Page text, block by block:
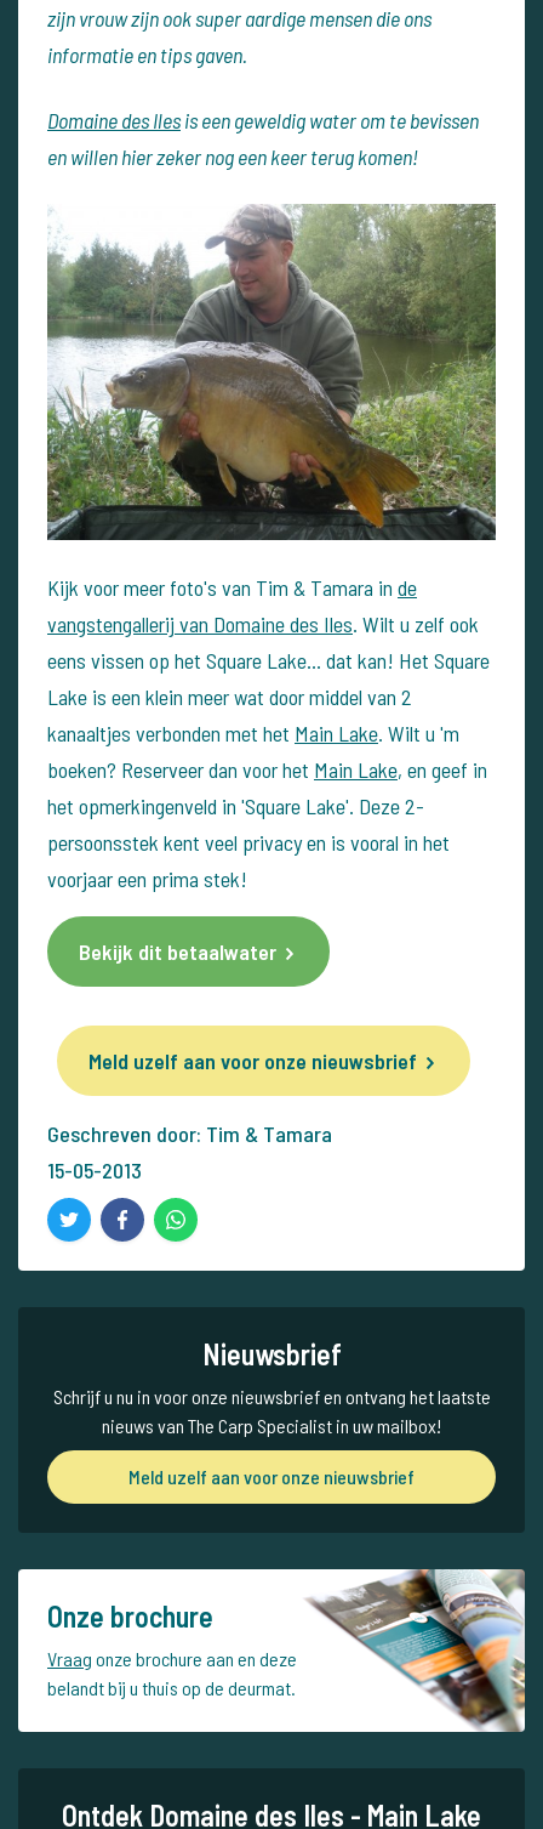
zijn vrouw zijn ook super aardige mensen die ons
informatie en tips gaven.
Domaine des Ilesis een geweldig water om te bevissen
en willen hier zeker nog een keer terug komen!
Kijk voor meer foto's van Tim & Tamara in de
vangstengallerij van Domaine des Iles. Wilt u zelf ook
eens vissen op het Square Lake... dat kan! Het Square
Lake is een klein meer wat door middel van 2
kanaaltjes verbonden met het Main Lake. Wilt u 'm
boeken? Reserveer dan voor het Main Lake, en geef in
het opmerkingenveld in 'Square Lake'. Deze 2-
persoonsstek kent veel privacy en is vooral in het
voorjaar een prima stek!
Bekijk dit betaalwater
Meld uzelf aan voor onze nieuwsbrief
Geschreven door: Tim & Tamara
15-05-2013
Nieuwsbrief
Schrijf u nu in voor onze nieuwsbrief en ontvang het laatste
nieuws van The Carp Specialist in uw mailbox!
Meld uzelf aan voor onze nieuwsbrief
Onze brochure
Vraag onze brochure aan en deze
belandt bij u thuis op de deurmat.
Ontdek Domaine des Iles - Main Lake